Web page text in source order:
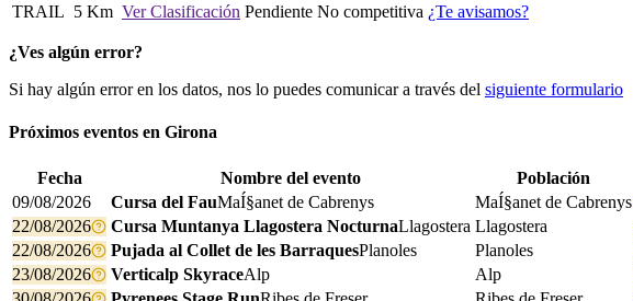
TRAIL 5 Km Ver Clasificación Pendiente No competitiva ¿Te avisamos?
¿Ves algún error?
Si hay algún error en los datos, nos lo puedes comunicar a través del siguiente formulario
Próximos eventos en Girona
Fecha Nombre del evento
Población
09/08/2026
Cursa del FauMaÍ§anet de Cabrenys MaÍ§anet de Cabrenys
22/08/2026
Cursa Muntanya Llagostera NocturnaLlagostera Llagostera
22/08/2026
Pujada al Collet de les BarraquesPlanoles Planoles
23/08/2026
Verticalp SkyraceAlp Alp